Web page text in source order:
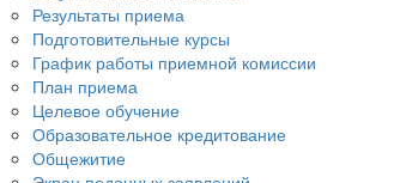
Результаты приема
Подготовительные курсы
График работы приемной комиссии
План приема
Целевое обучение
Образовательное кредитование
Общежитие